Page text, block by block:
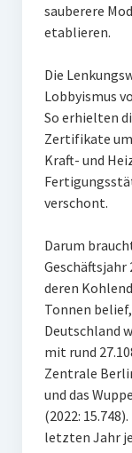
sauberere
etablieren.
Die
Lobbyismus
So erhielten
Zertifikate
Kraft- und
verschont.
Darum
deren
Tonnen
Deutschland
mit rund
Zentrale
und das
(2022:
letzten Jahr